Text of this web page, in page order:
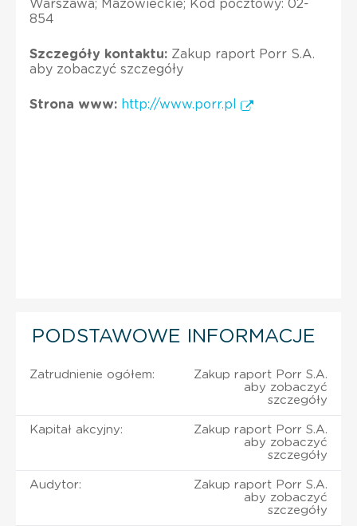
Warszawa; Mazowieckie; Kod pocztowy: 02-
854
Szczegóły kontaktu: Zakup raport Porr S.A.
aby zobaczyć szczegóły
Strona www: http://www.porr.pl
PODSTAWOWE INFORMACJE
Zatrudnienie ogółem:
Zakup raport Porr S.A.
aby zobaczyć
szczegóły
Kapitał akcyjny:
Zakup raport Porr S.A.
aby zobaczyć
szczegóły
Audytor:
Zakup raport Porr S.A.
aby zobaczyć
szczegóły